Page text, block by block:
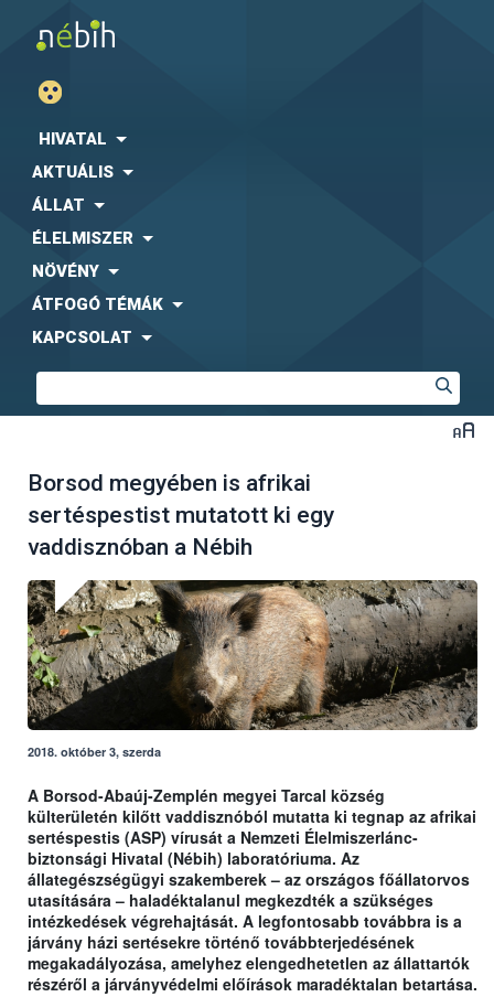
HIVATAL
AKTUÁLIS
ÁLLAT
ÉLELMISZER
NÖVÉNY
ÁTFOGÓ TÉMÁK
KAPCSOLAT
Borsod megyében is afrikai
sertéspestist mutatott ki egy
vaddisznóban a Nébih
2018. október 3, szerda
A Borsod-Abaúj-Zemplén megyei Tarcal község
külterületén kilőtt vaddisznóból mutatta ki tegnap az afrikai
sertéspestis (ASP) vírusát a Nemzeti Élelmiszerlánc-
biztonsági Hivatal (Nébih) laboratóriuma. Az
állategészségügyi szakemberek – az országos főállatorvos
utasítására – haladéktalanul megkezdték a szükséges
intézkedések végrehajtását. A legfontosabb továbbra is a
járvány házi sertésekre történő továbbterjedésének
megakadályozása, amelyhez elengedhetetlen az állattartók
részéről a járványvédelmi előírások maradéktalan betartása.